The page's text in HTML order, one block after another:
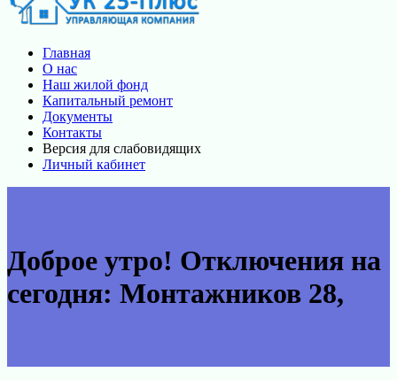
Главная
О нас
Наш жилой фонд
Капитальный ремонт
Документы
Контакты
Версия для слабовидящих
Личный кабинет
Доброе утро! Отключения на
сегодня: Монтажников 28,